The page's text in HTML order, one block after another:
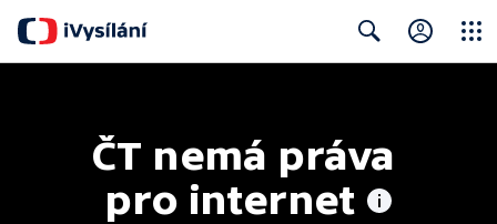
ČT nemá práva
pro internet